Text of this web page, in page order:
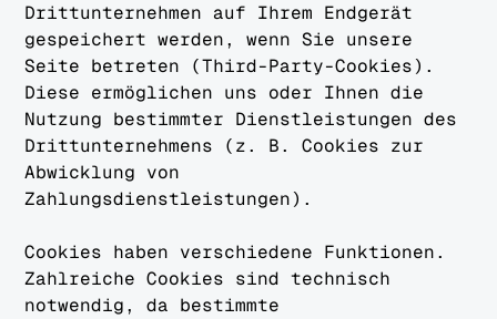
Drittunternehmen auf Ihrem Endgerät
gespeichert werden, wenn Sie unsere
Seite betreten (Third-Party-Cookies).
Diese ermöglichen uns oder Ihnen die
Nutzung bestimmter Dienstleistungen des
Drittunternehmens (z. B. Cookies zur
Abwicklung von
Zahlungsdienstleistungen).
Cookies haben verschiedene Funktionen.
Zahlreiche Cookies sind technisch
notwendig, da bestimmte